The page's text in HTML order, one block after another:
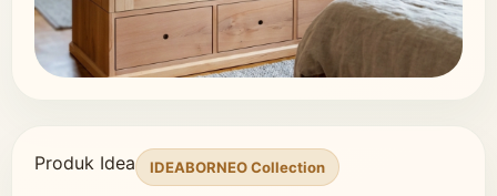
Produk Idea IDEABORNEO Collection